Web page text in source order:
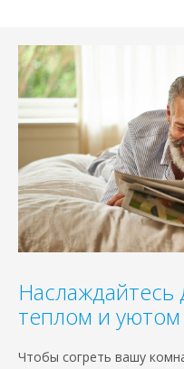
теплом и уютом
Чтобы согреть вашу